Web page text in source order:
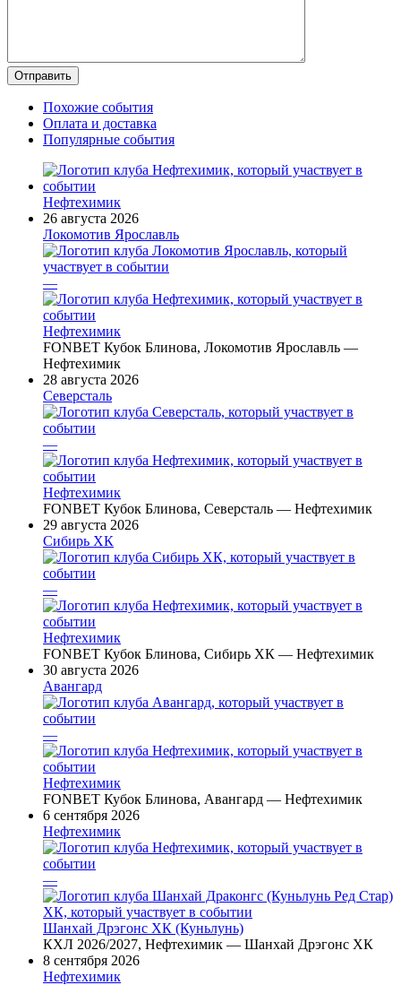
Похожие события
Оплата и доставка
Популярные события
Нефтехимик
26 августа 2026
Локомотив Ярославль
—
Нефтехимик
FONBET Кубок Блинова, Локомотив Ярославль —
Нефтехимик
28 августа 2026
Северсталь
—
Нефтехимик
FONBET Кубок Блинова, Северсталь — Нефтехимик
29 августа 2026
Сибирь ХК
—
Нефтехимик
FONBET Кубок Блинова, Сибирь ХК — Нефтехимик
30 августа 2026
Авангард
—
Нефтехимик
FONBET Кубок Блинова, Авангард — Нефтехимик
6 сентября 2026
Нефтехимик
—
Шанхай Дрэгонс ХК (Куньлунь)
КХЛ 2026/2027, Нефтехимик — Шанхай Дрэгонс ХК
8 сентября 2026
Нефтехимик